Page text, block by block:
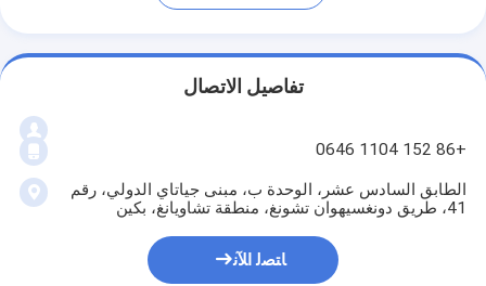
تفاصيل الاتصال
+86 152 1104 0646
الطابق السادس عشر، الوحدة ب، مبنى جياتاي الدولي، رقم
41، طريق دونغسيهوان تشونغ، منطقة تشاويانغ، بكين
ﺎﺘﺼﻟ ﺍﻶﻧ